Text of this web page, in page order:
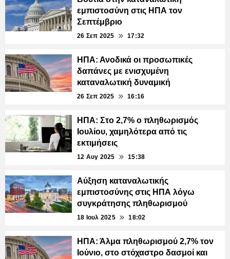
εμπιστοσύνη στις ΗΠΑ τον
Σεπτέμβριο
26 Σεπ 2025 17:32
ΗΠΑ: Ανοδικά οι προσωπικές
δαπάνες με ενισχυμένη
καταναλωτική δυναμική
26 Σεπ 2025 16:16
ΗΠΑ: Στο 2,7% ο πληθωρισμός
Ιουλίου, χαμηλότερα από τις
εκτιμήσεις
12 Αυγ 2025 15:38
Αύξηση καταναλωτικής
εμπιστοσύνης στις ΗΠΑ λόγω
συγκράτησης πληθωρισμού
18 Ιουλ 2025 18:02
ΗΠΑ: Άλμα πληθωρισμού 2,7% τον
Ιούνιο, στο στόχαστρο δασμοί και